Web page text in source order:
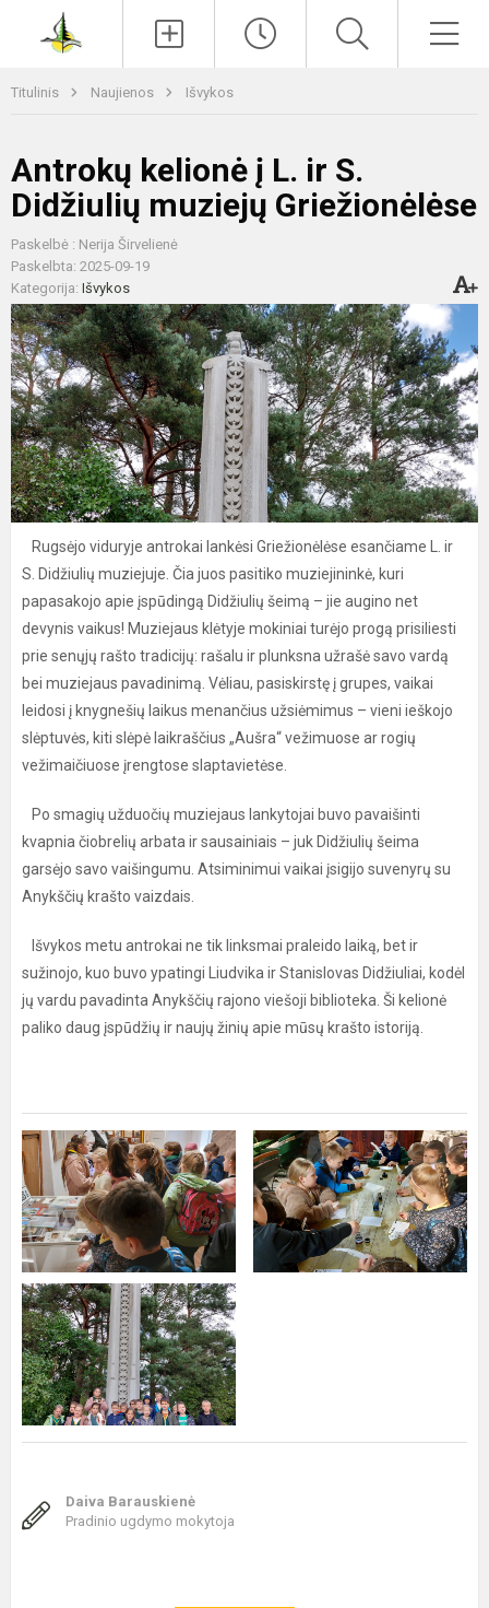
Titulinis Naujienos Išvykos
Antrokų kelionė į L. ir S.
Didžiulių muziejų Griežionėlėse
Paskelbė : Nerija Širvelienė
Paskelbta: 2025-09-19
Kategorija: Išvykos
Rugsėjo viduryje antrokai lankėsi Griežionėlėse esančiame L. ir
S. Didžiulių muziejuje. Čia juos pasitiko muziejininkė, kuri
papasakojo apie įspūdingą Didžiulių šeimą – jie augino net
devynis vaikus! Muziejaus klėtyje mokiniai turėjo progą prisiliesti
prie senųjų rašto tradicijų: rašalu ir plunksna užrašė savo vardą
bei muziejaus pavadinimą. Vėliau, pasiskirstę į grupes, vaikai
leidosi į knygnešių laikus menančius užsiėmimus – vieni ieškojo
slėptuvės, kiti slėpė laikraščius „Aušra“ vežimuose ar rogių
vežimaičiuose įrengtose slaptavietėse.
Po smagių užduočių muziejaus lankytojai buvo pavaišinti
kvapnia čiobrelių arbata ir sausainiais – juk Didžiulių šeima
garsėjo savo vaišingumu. Atsiminimui vaikai įsigijo suvenyrų su
Anykščių krašto vaizdais.
Išvykos metu antrokai ne tik linksmai praleido laiką, bet ir
sužinojo, kuo buvo ypatingi Liudvika ir Stanislovas Didžiuliai, kodėl
jų vardu pavadinta Anykščių rajono viešoji biblioteka. Ši kelionė
paliko daug įspūdžių ir naujų žinių apie mūsų krašto istoriją.
Daiva Barauskienė
Pradinio ugdymo mokytoja